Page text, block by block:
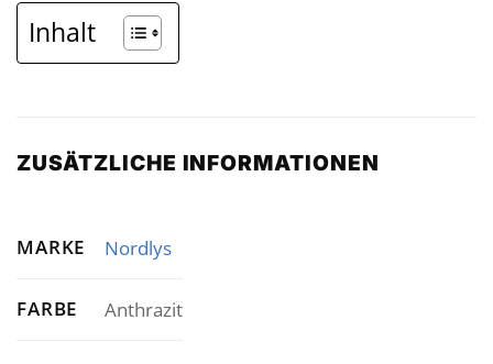
Inhalt
ZUSÄTZLICHE INFORMATIONEN
MARKE Nordlys
FARBE Anthrazit